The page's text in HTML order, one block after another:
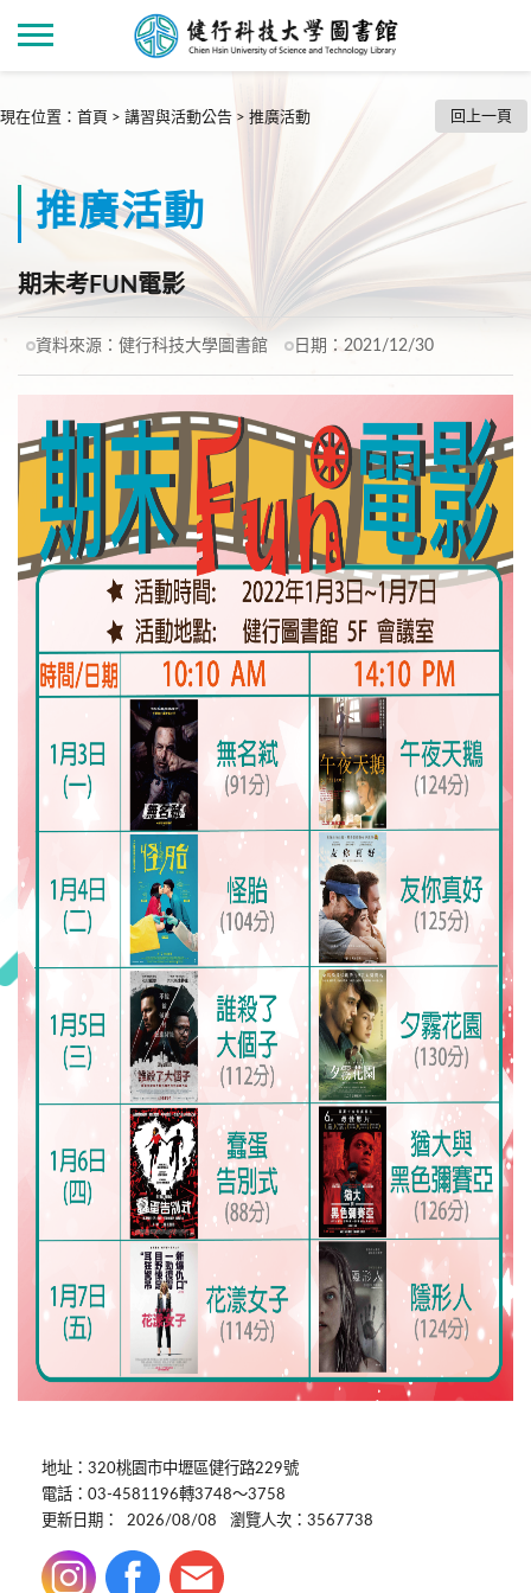
現在位置 ： 首頁 > 講習與活動公告 > 推廣活動 回上一頁
推廣活動
期末考FUN電影
資料來源： 健行科技大學圖書館 日期： 2021/12/30
地址：320桃園市中壢區健行路229號
電話：03-4581196轉3748～3758
更新日期：
2026/08/08 瀏覽人次：3567738